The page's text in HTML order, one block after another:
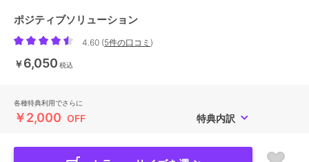
ポジティブソリューション
4.60 (5件の口コミ )
￥6,050 税込
各種特典利用でさらに
￥2,000 OFF 特典内訳